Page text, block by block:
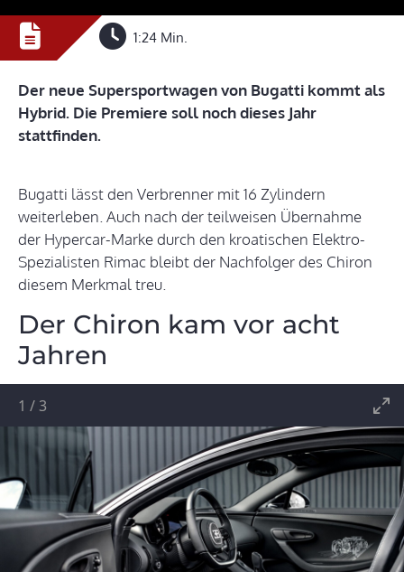
1:24 Min.
Der neue Supersportwagen von Bugatti kommt als
Hybrid. Die Premiere soll noch dieses Jahr
stattfinden.
Bugatti lässt den Verbrenner mit 16 Zylindern
weiterleben. Auch nach der teilweisen Übernahme
der Hypercar-Marke durch den kroatischen Elektro-
Spezialisten Rimac bleibt der Nachfolger des Chiron
diesem Merkmal treu.
Der Chiron kam vor acht
Jahren
1 /3